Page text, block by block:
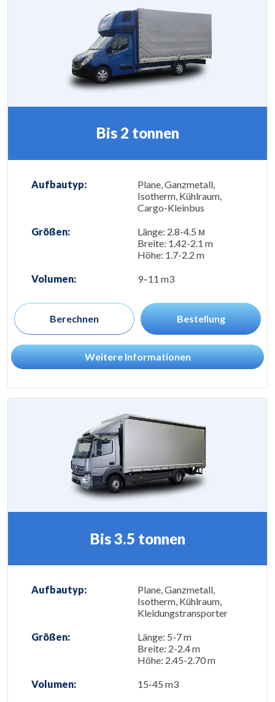
Bis 2 tonnen
Aufbautyp:
Plane, Ganzmetall,
Isotherm, Kühlraum,
Cargo-Kleinbus
Größen:
Länge: 2.8-4.5 м
Breite: 1.42-2.1 m
Höhe: 1.7-2.2 m
Volumen: 9–11 m3
Berechnen Bestellung
Weitere Informationen
Bis 3.5 tonnen
Aufbautyp:
Plane, Ganzmetall,
Isotherm, Kühlraum,
Kleidungstransporter
Größen:
Länge: 5-7 m
Breite: 2-2.4 m
Höhe: 2.45-2.70 m
Volumen: 15-45 m3